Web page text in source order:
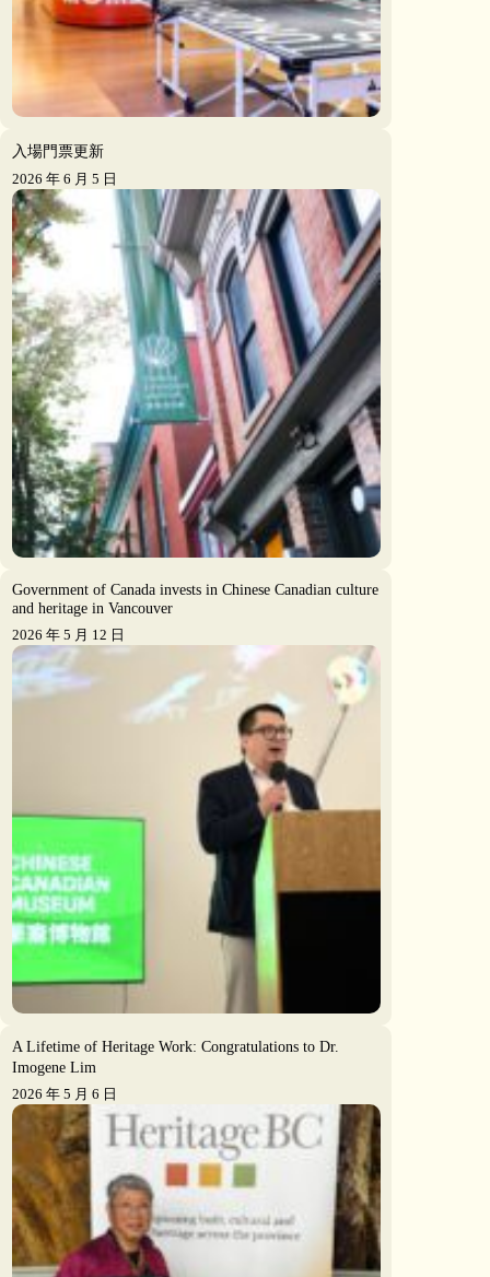
入場門票更新
2026 年 6 月 5 日
Government of Canada invests in Chinese Canadian culture
and heritage in Vancouver
2026 年 5 月 12 日
A Lifetime of Heritage Work: Congratulations to Dr.
Imogene Lim
2026 年 5 月 6 日